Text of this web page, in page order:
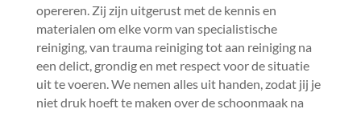
opereren.​ Zij zijn uitgerust met de kennis en
materialen om elke vorm van specialistische
reiniging, van trauma reiniging tot aan reiniging na
een delict, grondig en met respect voor de situatie
uit te voeren.​ We nemen alles uit handen, zodat jij je
niet druk hoeft te maken over de schoonmaak na